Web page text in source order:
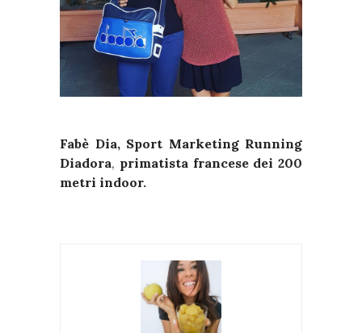
Fabè Dia, Sport Marketing Running
Diadora, primatista francese dei 200
metri indoor.